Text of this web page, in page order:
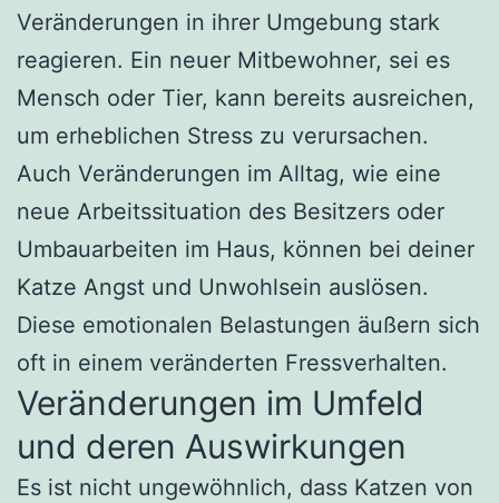
Veränderungen in ihrer Umgebung stark
reagieren. Ein neuer Mitbewohner, sei es
Mensch oder Tier, kann bereits ausreichen,
um erheblichen Stress zu verursachen.
Auch Veränderungen im Alltag, wie eine
neue Arbeitssituation des Besitzers oder
Umbauarbeiten im Haus, können bei deiner
Katze Angst und Unwohlsein auslösen.
Diese emotionalen Belastungen äußern sich
oft in einem veränderten Fressverhalten.
Veränderungen im Umfeld
und deren Auswirkungen
Es ist nicht ungewöhnlich, dass Katzen von